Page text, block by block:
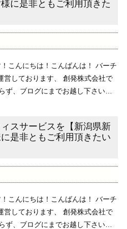
に是非ともご利用頂きた
こんにちは！こんばんは！ バーチ
営しております、 創発株式会社で
ず、ブログにまでお越し下さいま
スを ...
スサービスを【新潟県新
是非ともご利用頂きたい
こんにちは！こんばんは！ バーチ
営しております、 創発株式会社で
ず、ブログにまでお越し下さいま